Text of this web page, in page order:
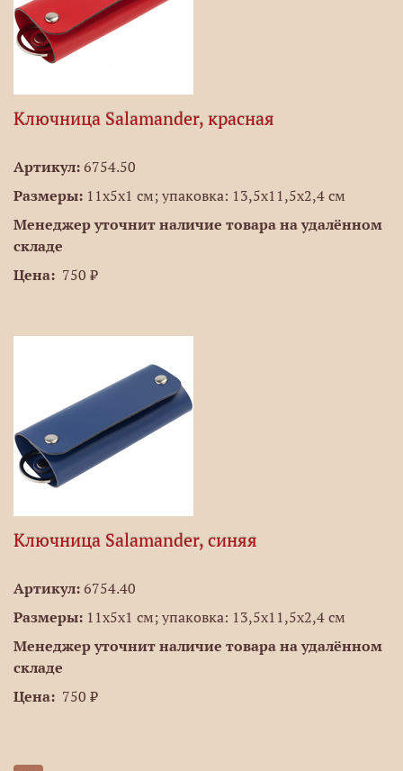
Ключница Salamander, красная
Артикул: 6754.50
Размеры: 11х5x1 см; упаковка: 13,5х11,5х2,4 см
Менеджер уточнит наличие товара на удалённом
складе
Цена: 750 ₽
Ключница Salamander, синяя
Артикул: 6754.40
Размеры: 11х5x1 см; упаковка: 13,5х11,5х2,4 см
Менеджер уточнит наличие товара на удалённом
складе
Цена: 750 ₽